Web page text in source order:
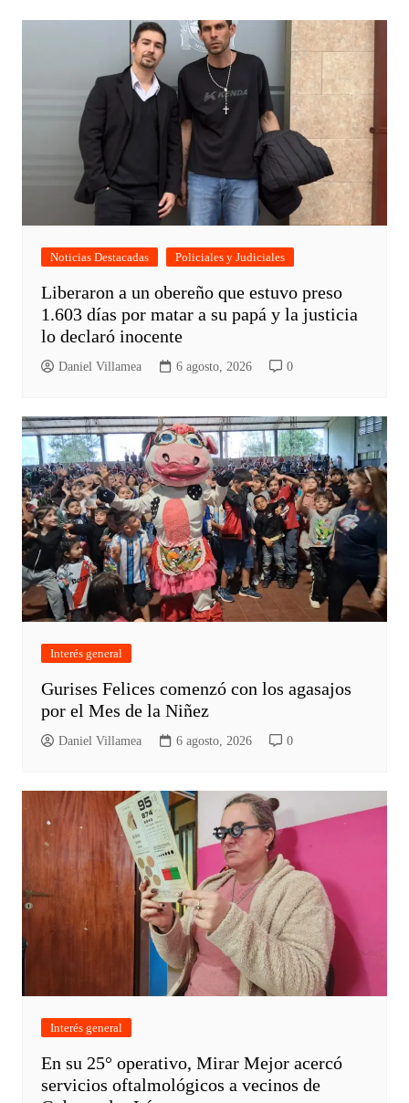
Noticias Destacadas Policiales y Judiciales
Liberaron a un obereño que estuvo preso
1.603 días por matar a su papá y la justicia
lo declaró inocente
Daniel Villamea 6 agosto, 2026 0
Interés general
Gurises Felices comenzó con los agasajos
por el Mes de la Niñez
Daniel Villamea 6 agosto, 2026 0
Interés general
En su 25° operativo, Mirar Mejor acercó
servicios oftalmológicos a vecinos de